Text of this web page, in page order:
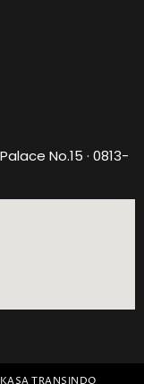
No.15 · 0813-
TRANSINDO